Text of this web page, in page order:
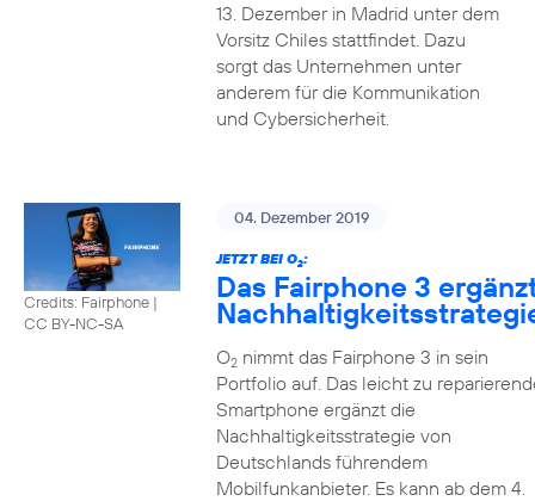
13. Dezember in Madrid unter dem
Vorsitz Chiles stattfindet. Dazu
sorgt das Unternehmen unter
anderem für die Kommunikation
und Cybersicherheit.
Credits: Fairphone |
CC BY-NC-SA
04. Dezember 2019
JETZT BEI O2:
Das Fairphone 3
O2nimmt das Fairphone 3 in sein
Portfolio auf. Das leicht zu
Smartphone ergänzt die
Nachhaltigkeitsstrategie von
Deutschlands führendem
Mobilfunkanbieter. Es kann ab dem 4.